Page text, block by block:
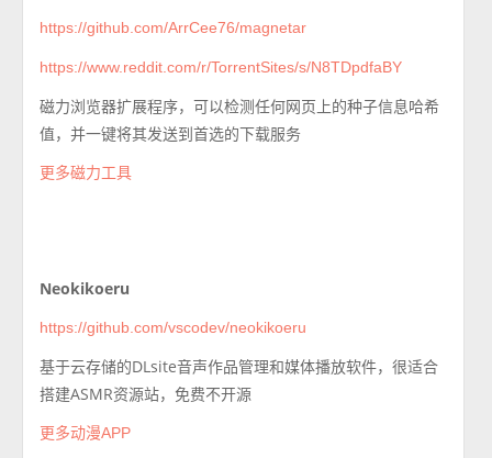
https://github.com/ArrCee76/magnetar
https://www.reddit.com/r/TorrentSites/s/N8TDpdfaBY
磁力浏览器扩展程序，可以检测任何网页上的种子信息哈希
值，并一键将其发送到首选的下载服务
更多磁力工具
Neokikoeru
https://github.com/vscodev/neokikoeru
基于云存储的DLsite音声作品管理和媒体播放软件，很适合
搭建ASMR资源站，免费不开源
更多动漫APP